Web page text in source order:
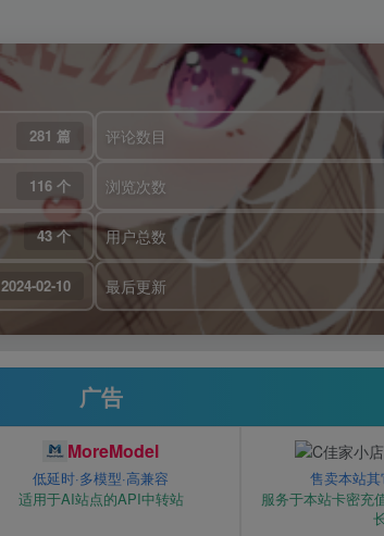
281 篇 评论数目
116 个 浏览次数
43 个 用户总数
2024-02-10 最后更新
广告
MoreModel
低延时·多模型·高兼容
适用于AI站点的API中转站
售卖本站
服务于本站卡密充